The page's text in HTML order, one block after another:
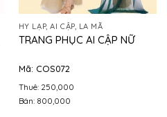
HY LẠP, AI CẬP, LA MÃ
TRANG PHỤC AI CẬP NỮ
Mã: COS072
Thuê: 250,000
Bán: 800,000